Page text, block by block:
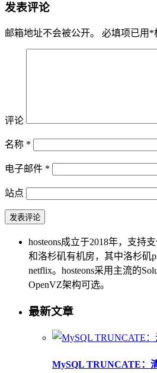
发表评论
邮箱地址不会被公开。 必填项已用 *
评论
名称 *
电子邮件 *
站点
hosteons成立于2018年，支持
和洛杉矶有机房，其中洛杉矶
netflix。hosteons采用主流的
OpenVZ架构可选。
最新文章
MySQL TRUNCATE：